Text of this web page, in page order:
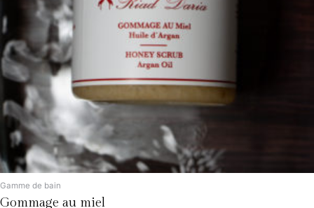
Gamme de bain
Gommage au miel